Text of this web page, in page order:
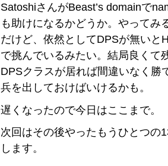
SatoshiさんがBeast’s domainで
も助けになるかどうか。やってみ
だけど、依然としてDPSが無いと
で挑んでいるみたい。結局良くて
DPSクラスが居れば間違いなく勝
兵を出しておけばいけるかも。
遅くなったので今日はここまで。
次回はその後やったもうひとつの
します。